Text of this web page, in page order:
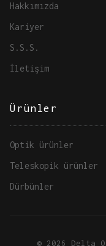
Hakkımızda
Kariyer
S.S.S.
İletişim
Ürünler
Optik ürünler
Teleskopik ürünler
Dürbünler
© 2026 Delta